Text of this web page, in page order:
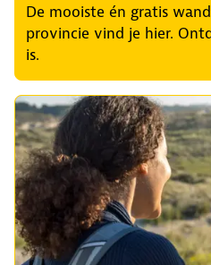
De mooiste én gratis
provincie vind je hier.
is.